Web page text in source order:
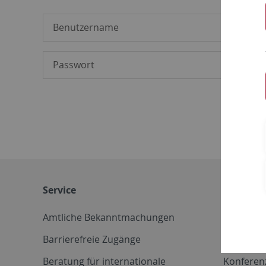
Service
Amtliche Bekanntmachungen
Barrierefreie Zugänge
Beratung für internationale